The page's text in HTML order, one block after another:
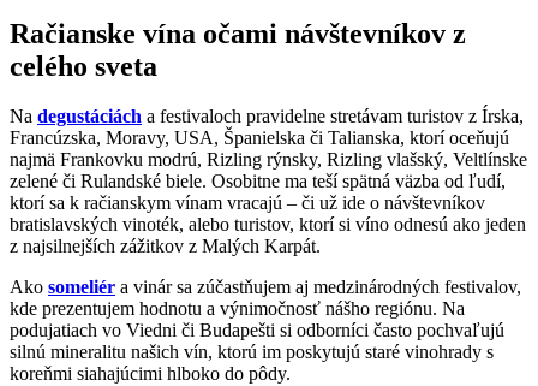
Račianske vína očami návštevníkov z
celého sveta
Na degustáciách a festivaloch pravidelne stretávam turistov z Írska,
Francúzska, Moravy, USA, Španielska či Talianska, ktorí oceňujú
najmä Frankovku modrú, Rizling rýnsky, Rizling vlašský, Veltlínske
zelené či Rulandské biele. Osobitne ma teší spätná väzba od ľudí,
ktorí sa k račianskym vínam vracajú – či už ide o návštevníkov
bratislavských vinoték, alebo turistov, ktorí si víno odnesú ako jeden
z najsilnejších zážitkov z Malých Karpát.
Ako someliér a vinár sa zúčastňujem aj medzinárodných festivalov,
kde prezentujem hodnotu a výnimočnosť nášho regiónu. Na
podujatiach vo Viedni či Budapešti si odborníci často pochvaľujú
silnú mineralitu našich vín, ktorú im poskytujú staré vinohrady s
koreňmi siahajúcimi hlboko do pôdy.